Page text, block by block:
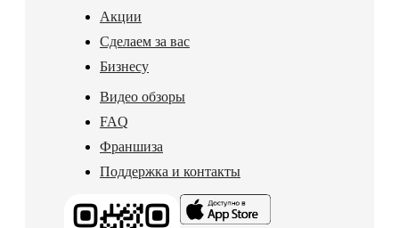
Акции
Сделаем за вас
Бизнесу
Видео обзоры
FAQ
Франшиза
Поддержка и контакты